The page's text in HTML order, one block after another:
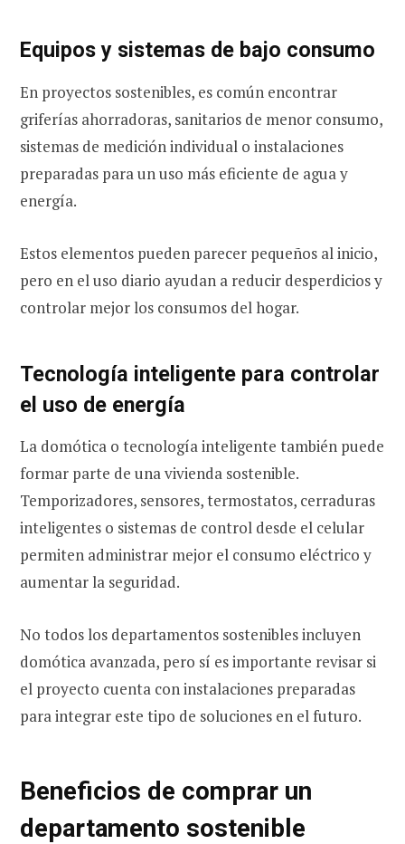
Equipos y sistemas de bajo consumo
En proyectos sostenibles, es común encontrar
griferías ahorradoras, sanitarios de menor consumo,
sistemas de medición individual o instalaciones
preparadas para un uso más eficiente de agua y
energía.
Estos elementos pueden parecer pequeños al inicio,
pero en el uso diario ayudan a reducir desperdicios y
controlar mejor los consumos del hogar.
Tecnología inteligente para controlar
el uso de energía
La domótica o tecnología inteligente también puede
formar parte de una vivienda sostenible.
Temporizadores, sensores, termostatos, cerraduras
inteligentes o sistemas de control desde el celular
permiten administrar mejor el consumo eléctrico y
aumentar la seguridad.
No todos los departamentos sostenibles incluyen
domótica avanzada, pero sí es importante revisar si
el proyecto cuenta con instalaciones preparadas
para integrar este tipo de soluciones en el futuro.
Beneficios de comprar un
departamento sostenible